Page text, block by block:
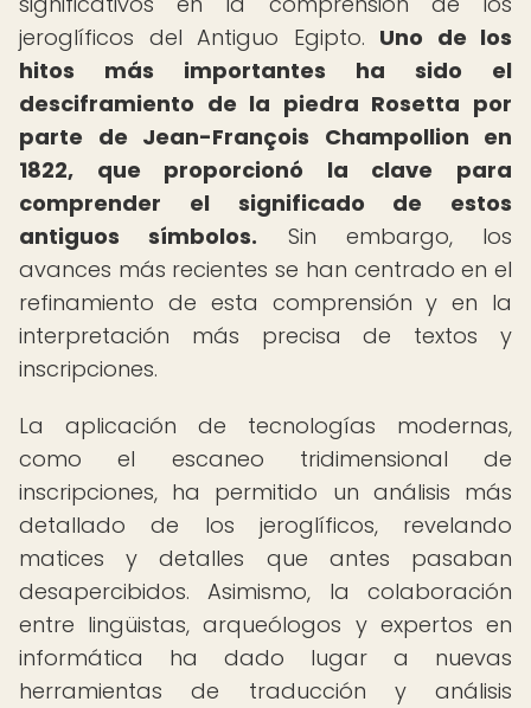
jeroglíficos del Antiguo Egipto. Uno de los
hitos más importantes ha sido el
desciframiento de la piedra Rosetta por
parte de Jean-François Champollion en
1822, que proporcionó la clave para
comprender el significado de estos
antiguos símbolos. Sin embargo, los
avances más recientes se han centrado en el
refinamiento de esta comprensión y en la
interpretación más precisa de textos y
inscripciones.
La aplicación de tecnologías modernas,
como el escaneo tridimensional de
inscripciones, ha permitido un análisis más
detallado de los jeroglíficos, revelando
matices y detalles que antes pasaban
desapercibidos. Asimismo, la colaboración
entre lingüistas, arqueólogos y expertos en
informática ha dado lugar a nuevas
herramientas de traducción y análisis